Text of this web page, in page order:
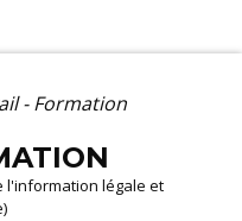
- Formation
l'information légale et